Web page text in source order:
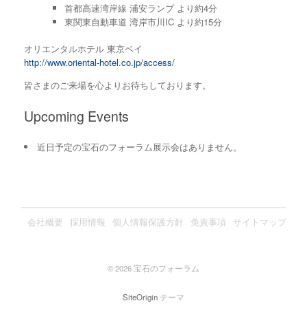
首都高速湾岸線 浦安ランプ より約4分
東関東自動車道 湾岸市川IC より約15分
オリエンタルホテル 東京ベイ
http://www.oriental-hotel.co.jp/access/
皆さまのご来場を心よりお待ちしております。
Upcoming Events
近日予定の宝石のフォーラム展示会はありません。
会社概要 採用情報 個人情報保護方針 免責事項 サイトマップ
© 2026 宝石のフォーラム
SiteOrigin テーマ